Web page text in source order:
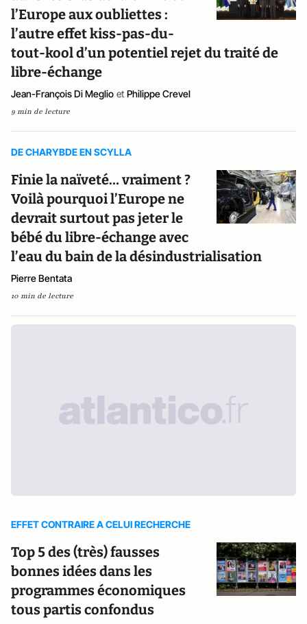
l’Europe aux oubliettes :
l’autre effet kiss-pas-du-
tout-kool d’un potentiel rejet du traité de
libre-échange
Jean-François Di Meglio et Philippe Crevel
9 min de lecture
DE CHARYBDE EN SCYLLA
Finie la naïveté… vraiment ?
Voilà pourquoi l’Europe ne
devrait surtout pas jeter le
bébé du libre-échange avec
l’eau du bain de la désindustrialisation
Pierre Bentata
10 min de lecture
EFFET CONTRAIRE A CELUI RECHERCHE
Top 5 des (très) fausses
bonnes idées dans les
programmes économiques
tous partis confondus